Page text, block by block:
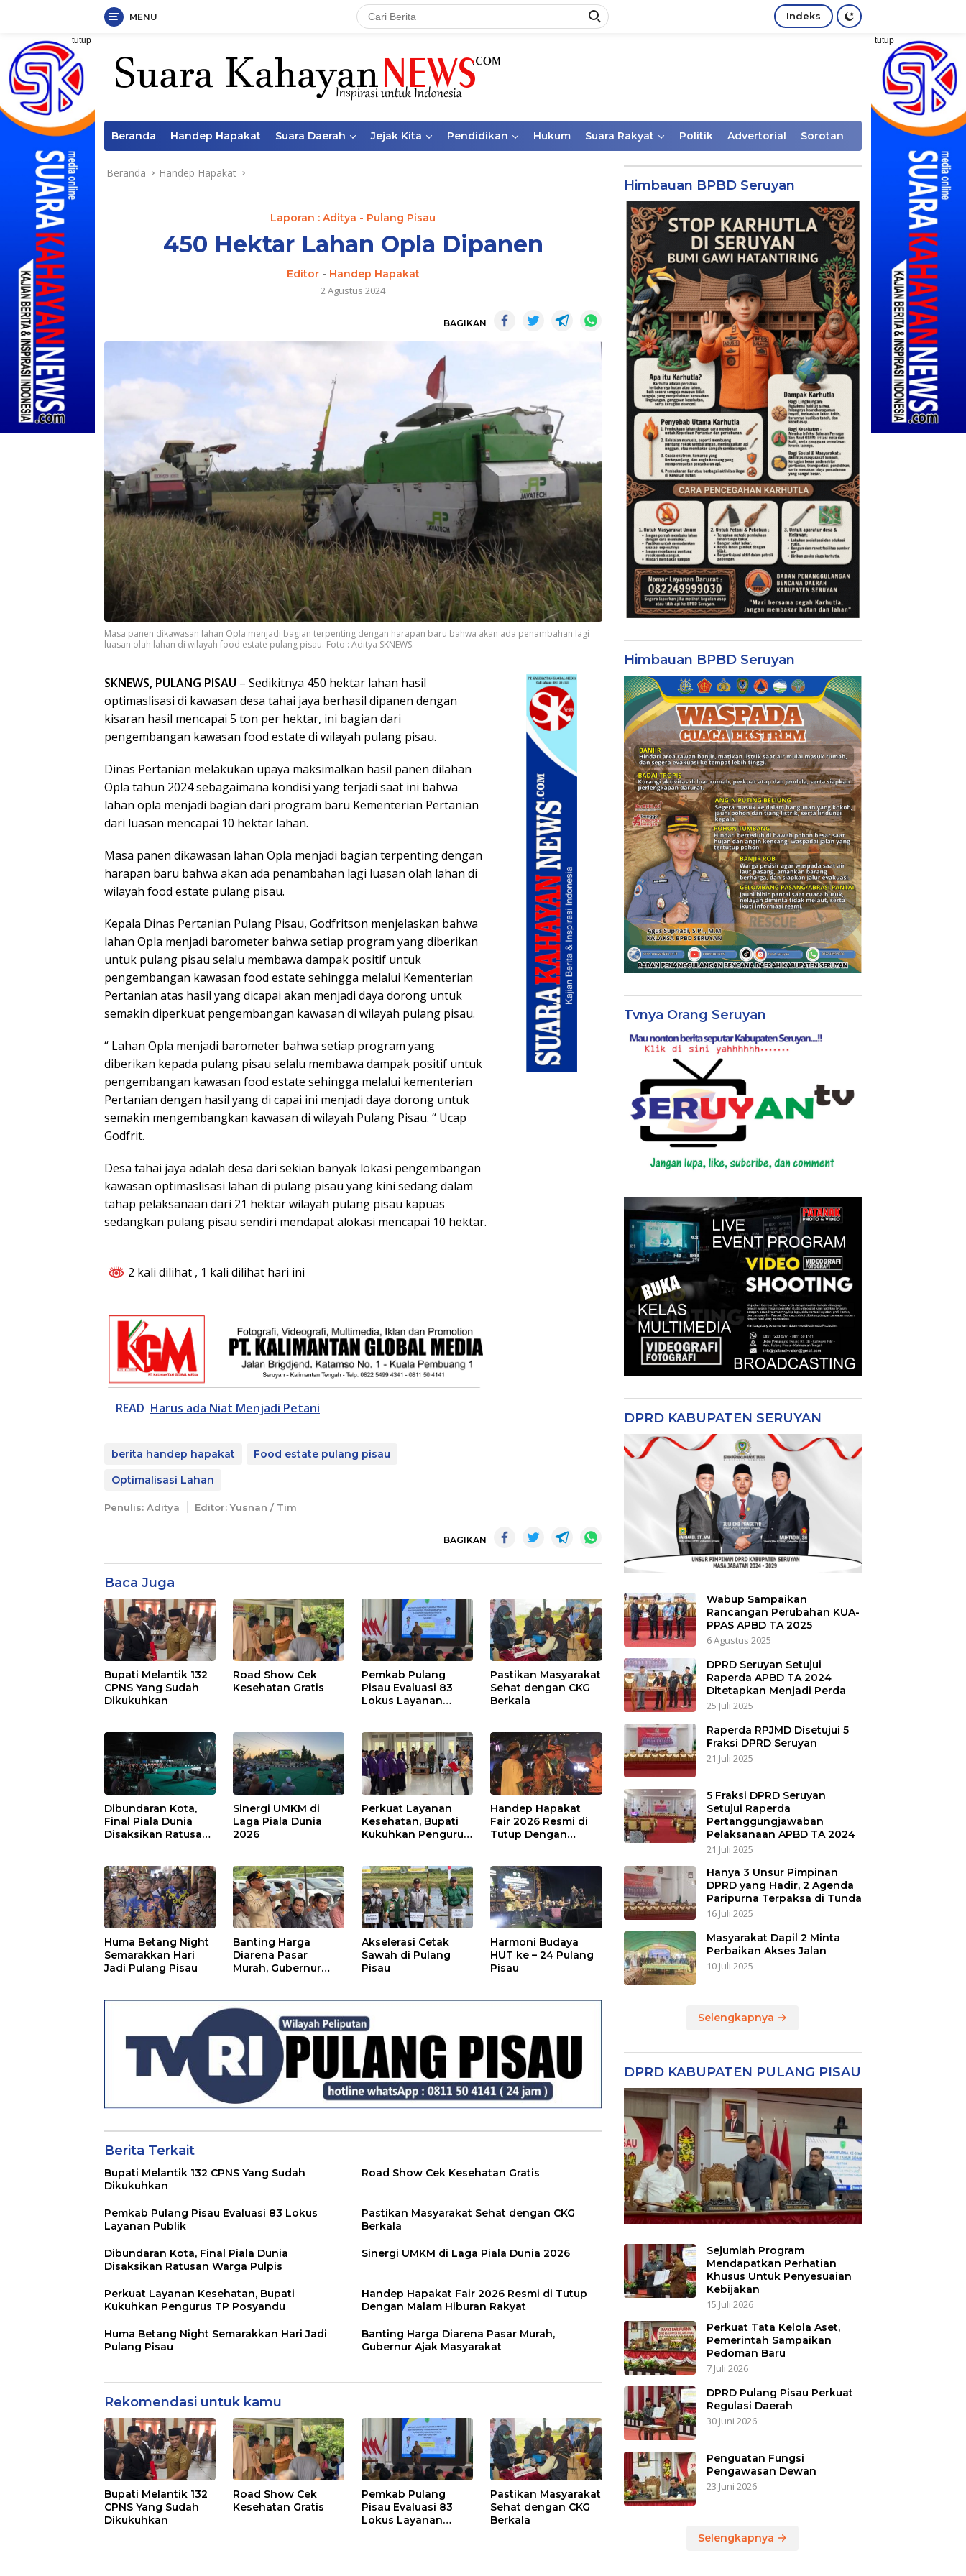
Langsung
konten
MENU Indeks
tutup tutup
Beranda Handep Hapakat Suara Daerah Jejak Kita Pendidikan Hukum Suara Rakyat Politik Advertorial Sorotan
Beranda Handep Hapakat
Laporan : Aditya - Pulang Pisau
450 Hektar Lahan Opla Dipanen
Editor- Handep Hapakat
2 Agustus 2024
BAGIKAN
Masa panen dikawasan lahan Opla menjadi bagian terpenting dengan harapan baru bahwa akan ada penambahan lagi
luasan olah lahan di wilayah food estate pulang pisau. Foto : Aditya SKNEWS.
SKNEWS, PULANG PISAU – Sedikitnya 450 hektar lahan hasil
optimaslisasi di kawasan desa tahai jaya berhasil dipanen dengan
kisaran hasil mencapai 5 ton per hektar, ini bagian dari
pengembangan kawasan food estate di wilayah pulang pisau.
Dinas Pertanian melakukan upaya maksimalkan hasil panen dilahan
Opla tahun 2024 sebagaimana kondisi yang terjadi saat ini bahwa
lahan opla menjadi bagian dari program baru Kementerian Pertanian
dari luasan mencapai 10 hektar lahan.
Masa panen dikawasan lahan Opla menjadi bagian terpenting dengan
harapan baru bahwa akan ada penambahan lagi luasan olah lahan di
wilayah food estate pulang pisau.
Kepala Dinas Pertanian Pulang Pisau, Godfritson menjelaskan bahwa
lahan Opla menjadi barometer bahwa setiap program yang diberikan
untuk pulang pisau selalu membawa dampak positif untuk
pengembangan kawasan food estate sehingga melalui Kementerian
Pertanian atas hasil yang dicapai akan menjadi daya dorong untuk
semakin diperkuat pengembangan kawasan di wilayah pulang pisau.
“ Lahan Opla menjadi barometer bahwa setiap program yang
diberikan kepada pulang pisau selalu membawa dampak positif untuk
pengembangan kawasan food estate sehingga melalui kementerian
Pertanian dengan hasil yang di capai ini menjadi daya dorong untuk
semakin mengembangkan kawasan di wilayah Pulang Pisau. “ Ucap
Godfrit.
Desa tahai jaya adalah desa dari sekian banyak lokasi pengembangan
kawasan optimaslisasi lahan di pulang pisau yang kini sedang dalam
tahap pelaksanaan dari 21 hektar wilayah pulang pisau kapuas
sedangkan pulang pisau sendiri mendapat alokasi mencapai 10 hektar.
2 kali dilihat , 1 kali dilihat hari ini
READ Harus ada Niat Menjadi Petani
berita handep hapakat
Food estate pulang pisau
Optimalisasi Lahan
Penulis: Aditya Editor: Yusnan / Tim
BAGIKAN
Baca Juga
Bupati Melantik 132
CPNS Yang Sudah
Dikukuhkan
Road Show Cek
Kesehatan Gratis
Pemkab Pulang
Pisau Evaluasi 83
Lokus Layanan
Pastikan Masyarakat
Sehat dengan CKG
Berkala
Dibundaran Kota,
Final Piala Dunia
Disaksikan Ratusan
Sinergi UMKM di
Laga Piala Dunia
2026
Perkuat Layanan
Kesehatan, Bupati
Kukuhkan Pengurus
Handep Hapakat
Fair 2026 Resmi di
Tutup Dengan
Huma Betang Night
Semarakkan Hari
Jadi Pulang Pisau
Banting Harga
Diarena Pasar
Murah, Gubernur
Akselerasi Cetak
Sawah di Pulang
Pisau
Harmoni Budaya
HUT ke – 24 Pulang
Pisau
Berita Terkait
Bupati Melantik 132 CPNS Yang Sudah
Dikukuhkan
Road Show Cek Kesehatan Gratis
Pemkab Pulang Pisau Evaluasi 83 Lokus
Layanan Publik
Pastikan Masyarakat Sehat dengan CKG
Berkala
Dibundaran Kota, Final Piala Dunia
Disaksikan Ratusan Warga Pulpis
Sinergi UMKM di Laga Piala Dunia 2026
Perkuat Layanan Kesehatan, Bupati
Kukuhkan Pengurus TP Posyandu
Handep Hapakat Fair 2026 Resmi di Tutup
Dengan Malam Hiburan Rakyat
Huma Betang Night Semarakkan Hari Jadi
Pulang Pisau
Banting Harga Diarena Pasar Murah,
Gubernur Ajak Masyarakat
Rekomendasi untuk kamu
Bupati Melantik 132
CPNS Yang Sudah
Dikukuhkan
Road Show Cek
Kesehatan Gratis
Pemkab Pulang
Pisau Evaluasi 83
Lokus Layanan
Pastikan Masyarakat
Sehat dengan CKG
Berkala
Himbauan BPBD Seruyan
Himbauan BPBD Seruyan
Tvnya Orang Seruyan
DPRD KABUPATEN SERUYAN
Wabup Sampaikan
Rancangan Perubahan KUA-
PPAS APBD TA 2025
6 Agustus 2025
DPRD Seruyan Setujui
Raperda APBD TA 2024
Ditetapkan Menjadi Perda
25 Juli 2025
Raperda RPJMD Disetujui 5
Fraksi DPRD Seruyan
21 Juli 2025
5 Fraksi DPRD Seruyan
Setujui Raperda
Pertanggungjawaban
Pelaksanaan APBD TA 2024
21 Juli 2025
Hanya 3 Unsur Pimpinan
DPRD yang Hadir, 2 Agenda
Paripurna Terpaksa di Tunda
16 Juli 2025
Masyarakat Dapil 2 Minta
Perbaikan Akses Jalan
10 Juli 2025
Selengkapnya
DPRD KABUPATEN PULANG PISAU
Sejumlah Program
Mendapatkan Perhatian
Khusus Untuk Penyesuaian
Kebijakan
15 Juli 2026
Perkuat Tata Kelola Aset,
Pemerintah Sampaikan
Pedoman Baru
7 Juli 2026
DPRD Pulang Pisau Perkuat
Regulasi Daerah
30 Juni 2026
Penguatan Fungsi
Pengawasan Dewan
23 Juni 2026
Selengkapnya